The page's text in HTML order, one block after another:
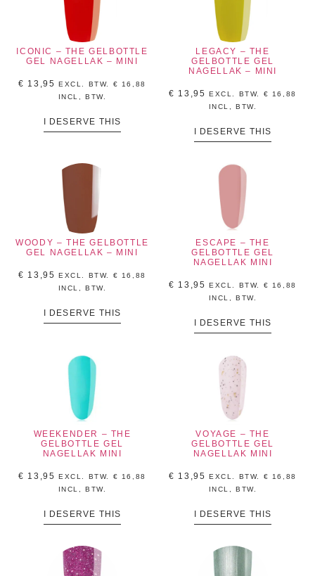
ICONIC – THE GELBOTTLE
GEL NAGELLAK – MINI
€ 13,95 EXCL. BTW. €
16,88
INCL, BTW.
I DESERVE THIS
LEGACY – THE
GELBOTTLE GEL
NAGELLAK – MINI
€ 13,95 EXCL. BTW. €
16,88
INCL, BTW.
I DESERVE THIS
WOODY – THE GELBOTTLE
GEL NAGELLAK – MINI
€ 13,95 EXCL. BTW. €
16,88
INCL, BTW.
I DESERVE THIS
ESCAPE – THE
GELBOTTLE GEL
NAGELLAK MINI
€ 13,95 EXCL. BTW. €
16,88
INCL, BTW.
I DESERVE THIS
WEEKENDER – THE
GELBOTTLE GEL
NAGELLAK MINI
€ 13,95 EXCL. BTW. €
16,88
INCL, BTW.
I DESERVE THIS
VOYAGE – THE
GELBOTTLE GEL
NAGELLAK MINI
€ 13,95 EXCL. BTW. €
16,88
INCL, BTW.
I DESERVE THIS